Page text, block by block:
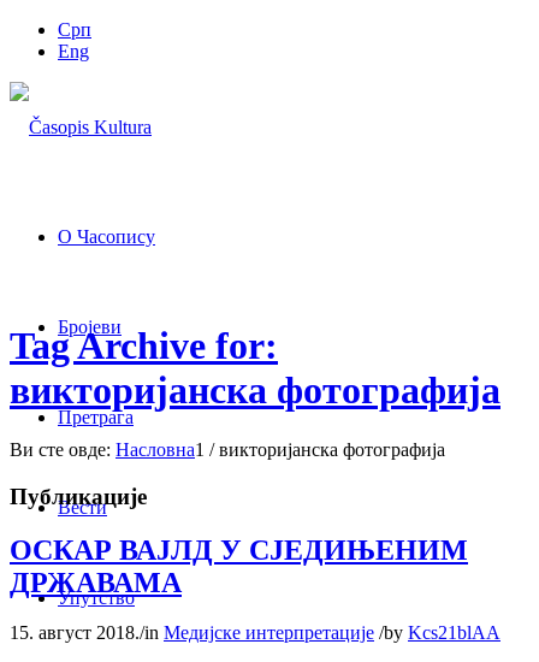
Срп
Eng
О Часопису
Бројеви
Претрага
Вести
Упутство
Tag Archive for:
викторијанска фотографија
Ви сте овде: Насловна1 / викторијанска фотографија
Публикације
ОСКАР ВАЈЛД У СЈЕДИЊЕНИМ
ДРЖАВАМА
15. август 2018./in Медијске интерпретације /by Kcs21blAA